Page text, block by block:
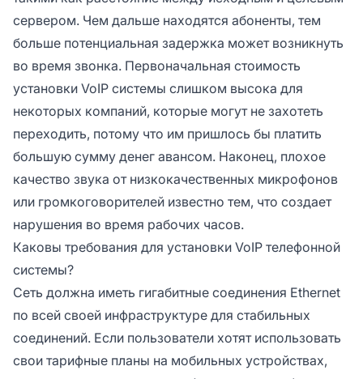
сервером. Чем дальше находятся абоненты, тем
больше потенциальная задержка может возникнуть
во время звонка. Первоначальная стоимость
установки VoIP системы слишком высока для
некоторых компаний, которые могут не захотеть
переходить, потому что им пришлось бы платить
большую сумму денег авансом. Наконец, плохое
качество звука от низкокачественных микрофонов
или громкоговорителей известно тем, что создает
нарушения во время рабочих часов.
Каковы требования для установки VoIP телефонной
системы?
Сеть должна иметь гигабитные соединения Ethernet
по всей своей инфраструктуре для стабильных
соединений. Если пользователи хотят использовать
свои тарифные планы на мобильных устройствах,